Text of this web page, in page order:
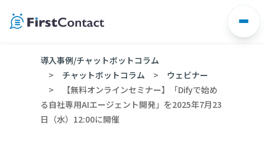
導入事例/チャットボットコラム
チャットボットコラム
ウェビナー
【無料オンラインセミナー】「Difyで始め
る自社専用AIエージェント開発」を2025年7月23
日（水）12:00に開催